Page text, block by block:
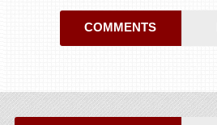
COMMENTS